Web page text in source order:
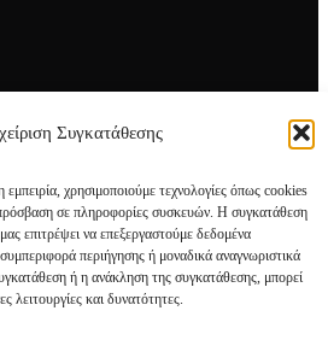
Συγκατάθεσης
χρησιμοποιούμε τεχνολογίες όπως cookies
σε πληροφορίες συσκευών. Η συγκατάθεση
επιτρέψει να επεξεργαστούμε δεδομένα
περιήγησης ή μοναδικά αναγνωριστικά
ή η ανάκληση της συγκατάθεσης, μπορεί
λειτουργίες και δυνατότητες.
Γ΄Φάση Ο.Τ. 48Β,